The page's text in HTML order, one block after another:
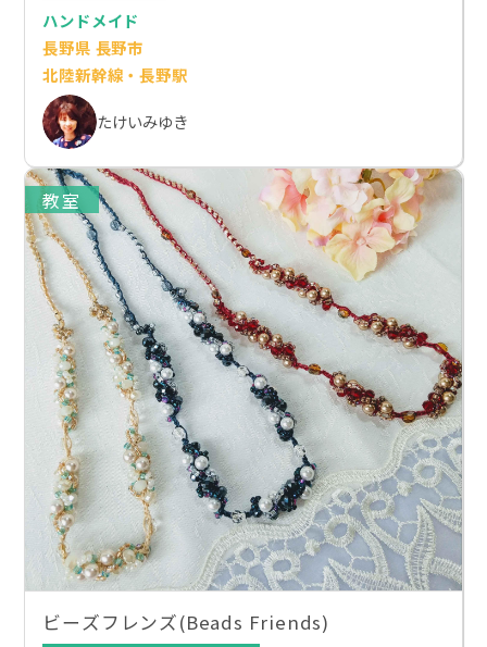
ハンドメイド
長野県 長野市
北陸新幹線・長野駅
たけいみゆき
教室
ビーズフレンズ(Beads Friends)